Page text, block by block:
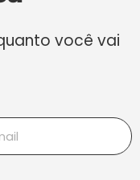
você vai